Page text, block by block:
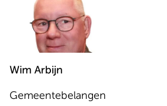
Wim Arbijn
Gemeentebelangen